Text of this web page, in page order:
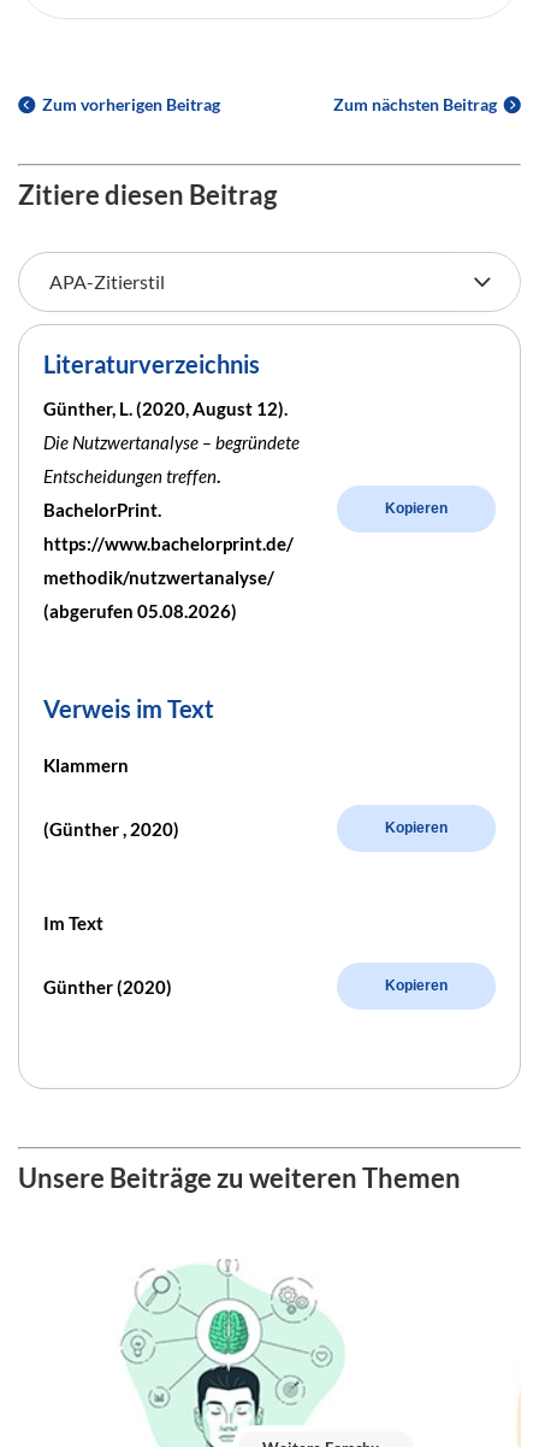
Zum vorherigen Beitrag Zum nächsten Beitrag
Zitiere diesen Beitrag
Literaturverzeichnis
Günther, L. (2020, August 12).
Die Nutzwertanalyse – begründete
Entscheidungen treffen.
BachelorPrint.
https://www.bachelorprint.de/
methodik/nutzwertanalyse/
(abgerufen 05.08.2026)
Kopieren
Verweis im Text
Klammern
(Günther , 2020) Kopieren
Im Text
Günther (2020) Kopieren
Unsere Beiträge zu weiteren Themen